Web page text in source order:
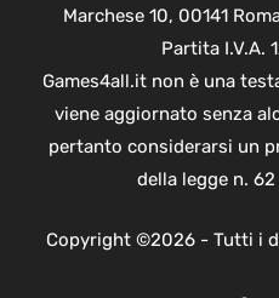
Marchese 10, 00141
Partita I.V.A.
Games4all.it non è una
viene aggiornato senza
pertanto considerarsi un
della legge n.
Copyright ©2026 - Tutti i